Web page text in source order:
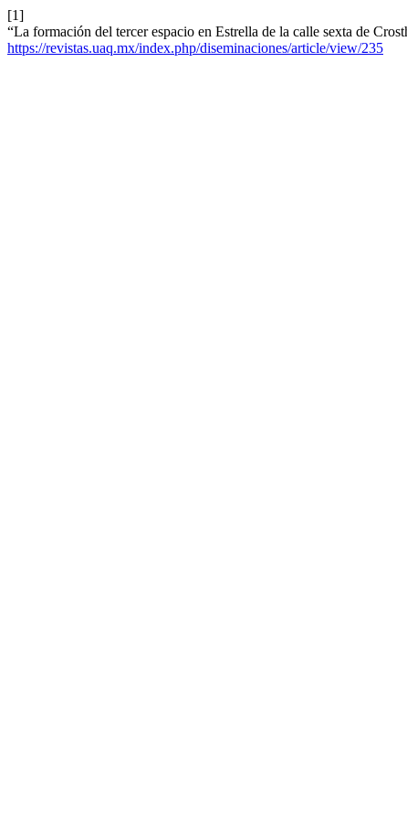
[1]
“La formación del tercer espacio en Estrella de la calle sexta de
https://revistas.uaq.mx/index.php/diseminaciones/article/view/235